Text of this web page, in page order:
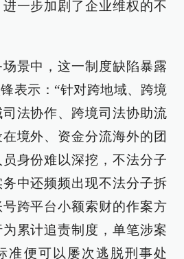
一步加剧了企业维权的不
景中，这一制度缺陷暴露
表示：“针对跨地域、跨境
法协作、跨境司法协助流
境外、资金分流海外的团
身份难以深挖，不法分子
中还频频出现不法分子拆
跨平台小额索财的作案方
累计追责制度，单笔涉案
准便可以屡次逃脱刑事处